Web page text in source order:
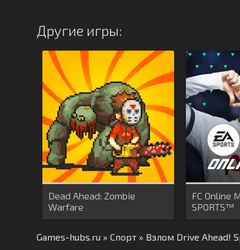
Другие игры:
Dead Ahead: Zombie
Warfare
FC Online
SPORTS™
Games-hubs.ru » Спорт » Взлом Drive Ahead!